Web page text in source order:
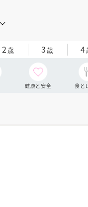
2歳 3歳 4
健康と安全 食と